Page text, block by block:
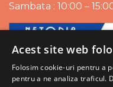
Sambata : 10:00 –
Acest site web
Folosim cookie-uri pentru a
pentru a ne analiza traficul.